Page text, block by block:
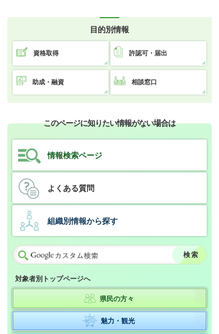
目的別情報
資格取得 許認可・届出
助成・融資 相談窓口
このページに知りたい情報がない場合は
情報検索ページ
よくある質問
組織別情報から探す
対象者別トップページへ
県民の方々
魅力・観光